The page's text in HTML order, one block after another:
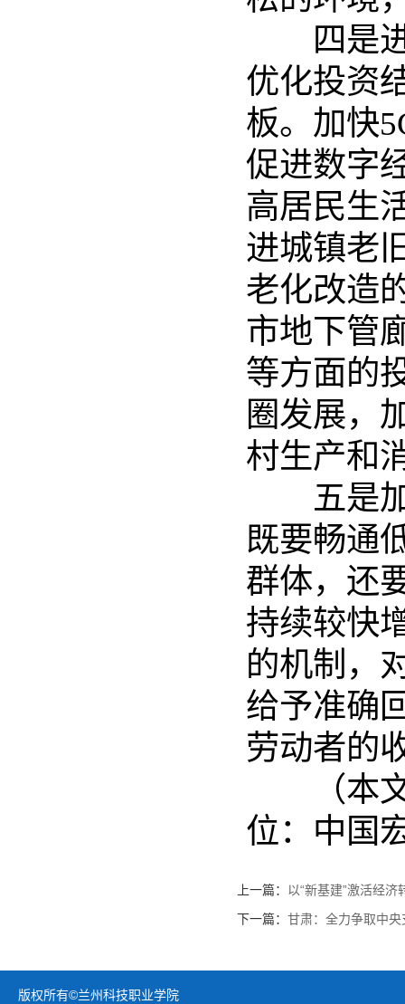
四是进
优化投资
板。加快
促进数字
高居民生
进城镇老
老化改造
市地下管
等方面的
圈发展，
村生产和
五是加
既要畅通
群体，还
持续较快
的机制，
给予准确
劳动者的
（本文
位：中国
上一篇：
以“新基建”激活经济
下一篇： 甘肃：全力争取中
版权所有©兰州科技职业学院